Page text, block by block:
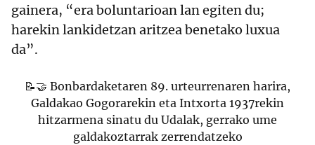
gainera, “era boluntarioan lan egiten du;
harekin lankidetzan aritzea benetako luxua
da”.
📝🤝 Bonbardaketaren 89. urteurrenaren harira,
Galdakao Gogorarekin eta Intxorta 1937rekin
hitzarmena sinatu du Udalak, gerrako ume
galdakoztarrak zerrendatzeko